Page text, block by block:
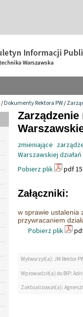
/Dokumenty Rektora PW/
zmieniające
Warszawskiej
Pobierz plik
pdf
Załączniki:
w sprawie ustalenia
przywracaniem
Pobierz plik
Wytworzył(a): JM Rektor
Wprowadził(a) do BIP:
Zaktualizował(a):